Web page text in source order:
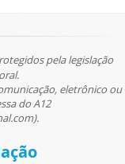
pela legislação
eletrônico ou
do A12